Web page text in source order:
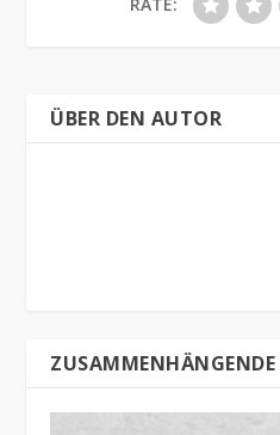
ÜBER DEN AUTOR
ZUSAMMENHÄNGENDE